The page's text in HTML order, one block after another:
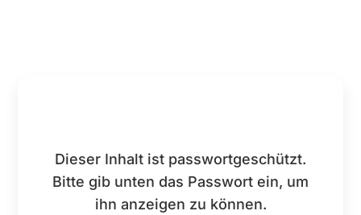
Dieser Inhalt ist passwortgeschützt.
Bitte gib unten das Passwort ein, um
ihn anzeigen zu können.